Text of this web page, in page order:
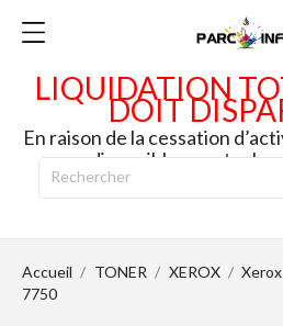
LIQUIDATION
DOIT
En raison de la cessation
disponibles en stock
Accueil TONER XEROX
7750